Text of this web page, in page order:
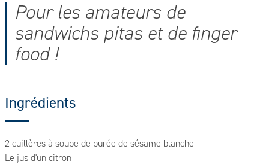
Pour les amateurs de
sandwichs pitas et de finger
food !
Ingrédients
2 cuillères à soupe de purée de sésame blanche
Le jus d'un citron